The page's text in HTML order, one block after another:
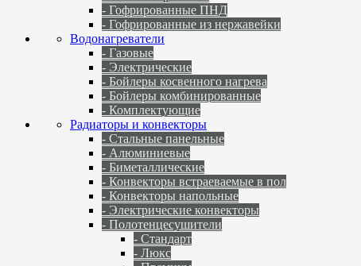
- Гофрированные ПНД
- Гофрированные из нержавейки
Водонагреватели
- Газовые
- Электрические
- Бойлеры косвенного нагрева
- Бойлеры комбинированные
- Комплектующие
Радиаторы и конвекторы
- Стальные панельные
- Алюминиевые
- Биметаллические
- Конвекторы встраеваемые в пол
- Конвекторы напольные
- Электрические конвекторы
- Полотенцесушители
- Стандарт
- Люкс